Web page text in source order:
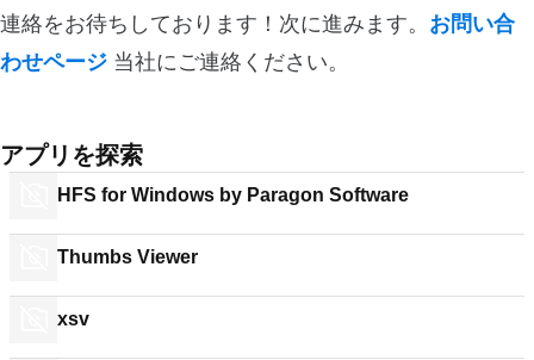
連絡をお待ちしております！次に進みます。 お問い合
わせページ 当社にご連絡ください。
アプリを探索
HFS for Windows by Paragon Software
Thumbs Viewer
xsv